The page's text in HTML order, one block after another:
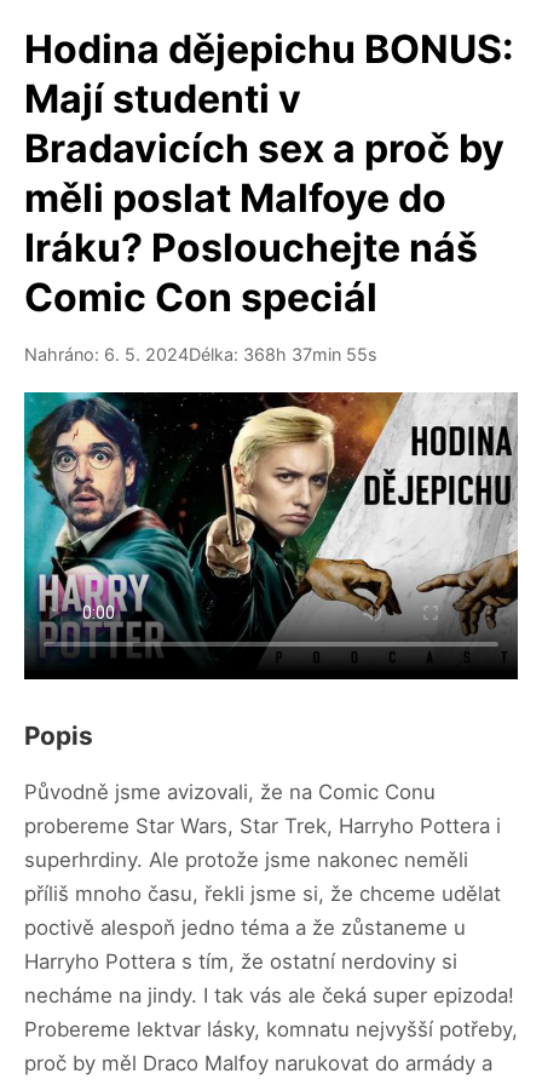
Hodina dějepichu BONUS:
Mají studenti v
Bradavicích sex a proč by
měli poslat Malfoye do
Iráku? Poslouchejte náš
Comic Con speciál
Nahráno: 6. 5. 2024Délka: 368h 37min 55s
Popis
Původně jsme avizovali, že na Comic Conu
probereme Star Wars, Star Trek, Harryho Pottera i
superhrdiny. Ale protože jsme nakonec neměli
příliš mnoho času, řekli jsme si, že chceme udělat
poctivě alespoň jedno téma a že zůstaneme u
Harryho Pottera s tím, že ostatní nerdoviny si
necháme na jindy. I tak vás ale čeká super epizoda!
Probereme lektvar lásky, komnatu nejvyšší potřeby,
proč by měl Draco Malfoy narukovat do armády a